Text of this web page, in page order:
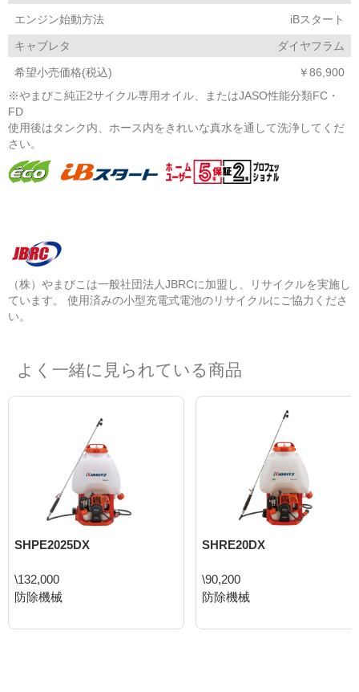
エンジン始動方法 iBスタート
キャブレタ ダイヤフラム
希望小売価格(税込)
￥86,900
※やまびこ純正2サイクル専用オイル、またはJASO性能分類FC・
FD
使用後はタンク内、ホース内をきれいな真水を通して洗浄してくだ
さい。
（株）やまびこは一般社団法人JBRCに加盟し、リサイクルを実施し
ています。 使用済みの小型充電式電池のリサイクルにご協力くださ
い。
よく一緒に見られている商品
SHPE2025DX
\132,000
防除機械
SHRE20DX
\90,200
防除機械